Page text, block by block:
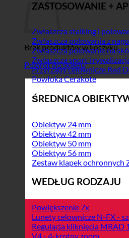
Brak produktów w koszyku.
Powrót do sklepu
ZASTOSOWANIE +
Zwłaszcza stalking i
Zwłaszcza polowania z
Zwłaszcza polowanie na
Zwłaszcza sport i
Przyrządy celownicze Red
Powłoka Cerakote
ŚREDNICA
Obiektyw 24 mm
Obiektyw 42 mm
Obiektyw 50 mm
Obiektyw 56 mm
Zestaw klapek ochronnych
WEDŁUG RODZAJU
Powiększenie 7x
Lunety celownicze N-FX -
Regulacja kliknięcia MRAD
V4 - 4-krotny zoom